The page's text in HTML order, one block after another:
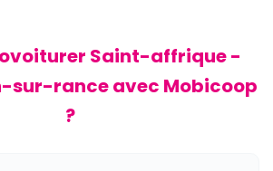
Saint-affrique -
sur-rance avec Mobicoop
?